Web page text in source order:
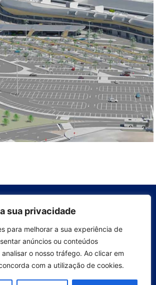
sua privacidade
para melhorar a sua experiência de
anúncios ou conteúdos
o nosso tráfego. Ao clicar em
com a utilização de cookies.
de
e
Quem somos
Contactos
Política de Cookies
Política de Privacidade